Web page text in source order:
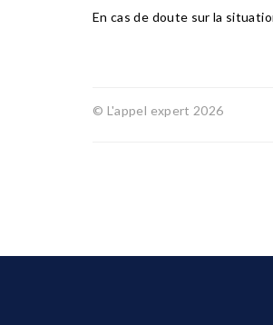
En cas de doute sur la
© L'appel expert 2026